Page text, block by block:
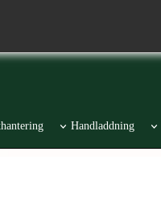
Handladdning